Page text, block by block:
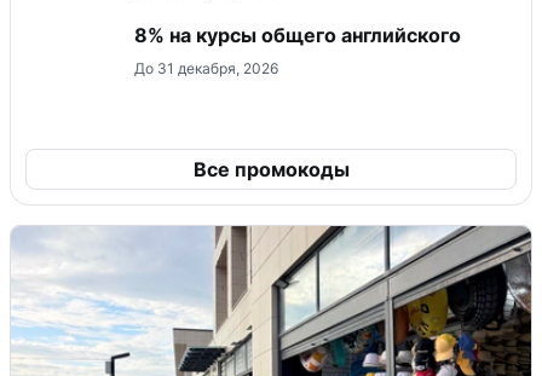
8% на курсы общего английского
До 31 декабря, 2026
Все промокоды